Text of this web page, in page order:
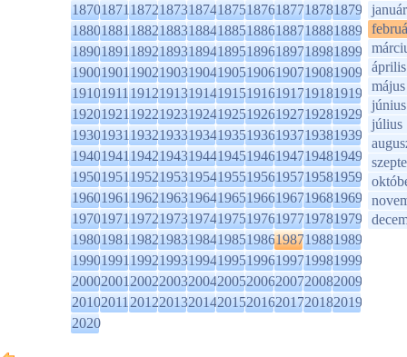
1870187118721873187418751876187718781879
1880188118821883188418851886188718881889
1890189118921893189418951896189718981899
1900190119021903190419051906190719081909
1910191119121913191419151916191719181919
1920192119221923192419251926192719281929
1930193119321933193419351936193719381939
1940194119421943194419451946194719481949
1950195119521953195419551956195719581959
1960196119621963196419651966196719681969
1970197119721973197419751976197719781979
1980198119821983198419851986198719881989
1990199119921993199419951996199719981999
2000200120022003200420052006200720082009
2010201120122013201420152016201720182019
2020
január
április
május
június
július